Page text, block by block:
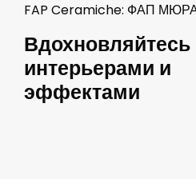
FAP Ceramiche: ФАП
Вдохновляйтесь
интерьерами и
эффектами